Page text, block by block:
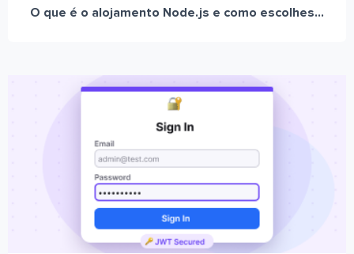
O que é o alojamento Node.js e como escolhes...